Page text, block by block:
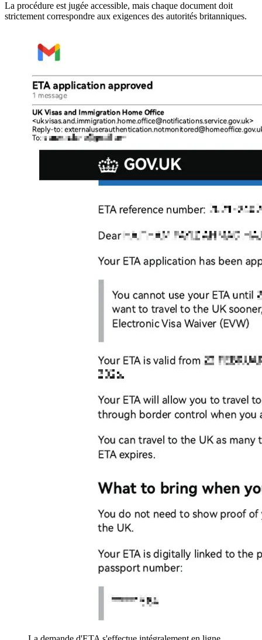
La procédure est jugée accessible, mais chaque document doit
strictement correspondre aux exigences des autorités britanniques.